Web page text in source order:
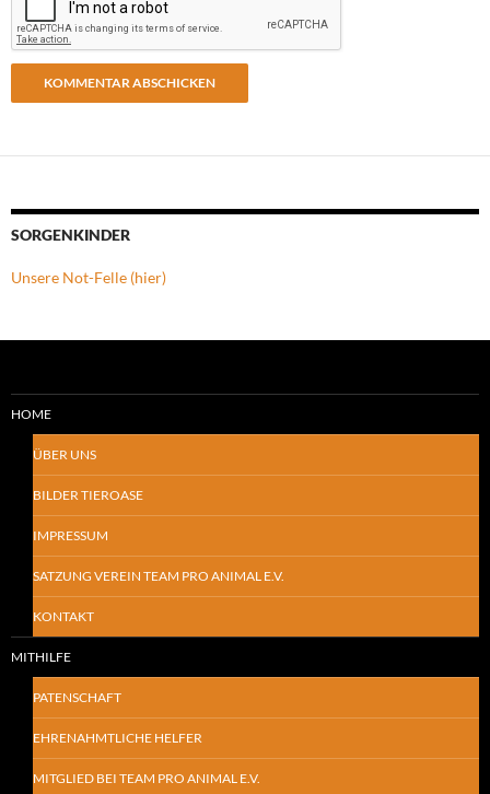
SORGENKINDER
Unsere Not-Felle (hier)
HOME
ÜBER UNS
BILDER TIEROASE
IMPRESSUM
SATZUNG VEREIN TEAM PRO ANIMAL E.V.
KONTAKT
MITHILFE
PATENSCHAFT
EHRENAHMTLICHE HELFER
MITGLIED BEI TEAM PRO ANIMAL E.V.